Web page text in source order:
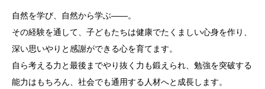
自然を学び、自然から学ぶ――。
その経験を通して、子どもたちは健康でたくましい心身を作り、
深い思いやりと感謝ができる心を育てます。
自ら考える力と最後までやり抜く力も鍛えられ、勉強を突破する
能力はもちろん、社会でも通用する人材へと成長します。